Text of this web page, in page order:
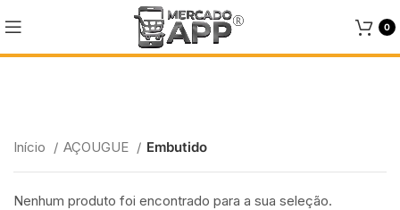
0
Categories
Início AÇOUGUE Embutido
Nenhum produto foi encontrado para a sua seleção.